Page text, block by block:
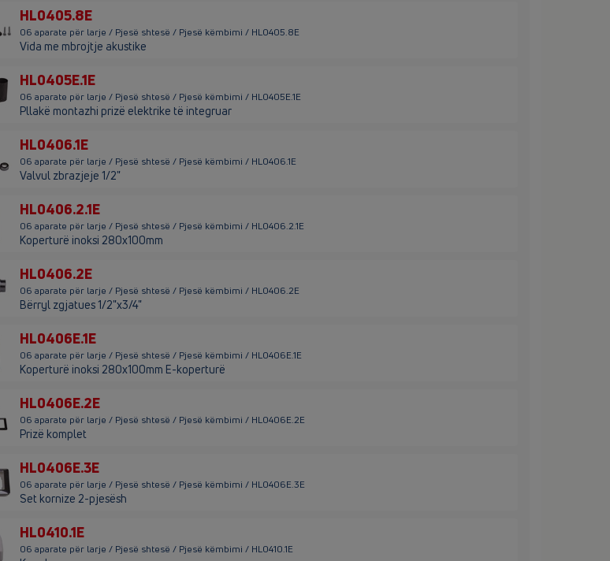
HL0405.8E
06 aparate për larje / Pjesë shtesë / Pjesë këmbimi / HL0405.8E
Vida me mbrojtje akustike
HL0405E.1E
06 aparate për larje / Pjesë shtesë / Pjesë këmbimi / HL0405E.1E
Pllakë montazhi prizë elektrike të integruar
HL0406.1E
06 aparate për larje / Pjesë shtesë / Pjesë këmbimi / HL0406.1E
Valvul zbrazjeje 1/2"
HL0406.2.1E
06 aparate për larje / Pjesë shtesë / Pjesë këmbimi / HL0406.2.1E
Koperturë inoksi 280x100mm
HL0406.2E
06 aparate për larje / Pjesë shtesë / Pjesë këmbimi / HL0406.2E
Bërryl zgjatues 1/2"x3/4"
HL0406E.1E
06 aparate për larje / Pjesë shtesë / Pjesë këmbimi / HL0406E.1E
Koperturë inoksi 280x100mm E-koperturë
HL0406E.2E
06 aparate për larje / Pjesë shtesë / Pjesë këmbimi / HL0406E.2E
Prizë komplet
HL0406E.3E
06 aparate për larje / Pjesë shtesë / Pjesë këmbimi / HL0406E.3E
Set kornize 2-pjesësh
HL0410.1E
06 aparate për larje / Pjesë shtesë / Pjesë këmbimi / HL0410.1E